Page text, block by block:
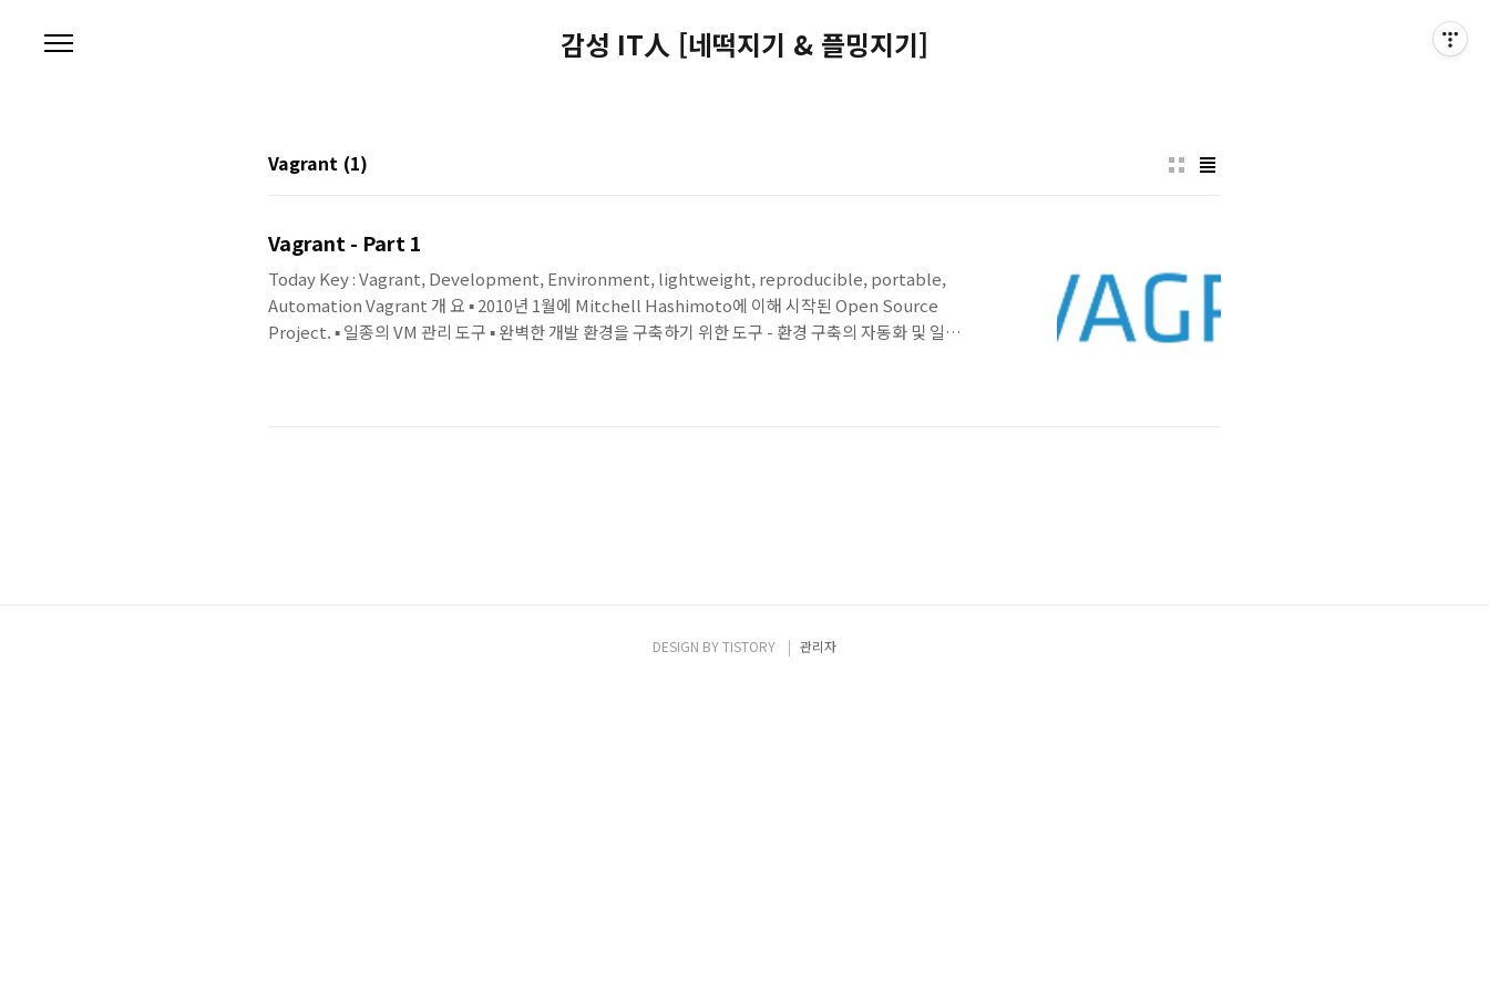
감성 IT人 [네떡지기 & 플밍지기]
Vagrant (1)
Vagrant - Part 1
Today Key : Vagrant, Development, Environment, lightweight, reproducible, portable,
Automation Vagrant 개 요 ▪ 2010년 1월에 Mitchell Hashimoto에 이해 시작된 Open Source
Project. ▪ 일종의 VM 관리 도구 ▪ 완벽한 개발 환경을 구축하기 위한 도구 - 환경 구축의 자동화 및 일치
DESIGN BYTISTORY 관리자